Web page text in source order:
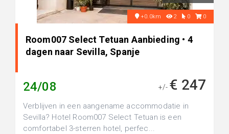
+0.0km 2 0 0
Room007 Select Tetuan Aanbieding • 4
dagen naar Sevilla, Spanje
24/08 +/- € 247
Verblijven in een aangename accommodatie in
Sevilla? Hotel Room007 Select Tetuan is een
comfortabel 3-sterren hotel, perfec...